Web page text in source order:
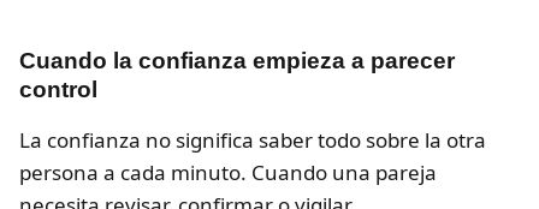
Cuando la confianza empieza a parecer
control
La confianza no significa saber todo sobre la otra
persona a cada minuto. Cuando una pareja